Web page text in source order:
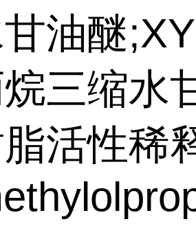
油醚
三缩水
活性稀